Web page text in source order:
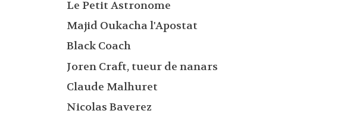
Le Petit Astronome
Majid Oukacha l'Apostat
Black Coach
Joren Craft, tueur de nanars
Claude Malhuret
Nicolas Baverez